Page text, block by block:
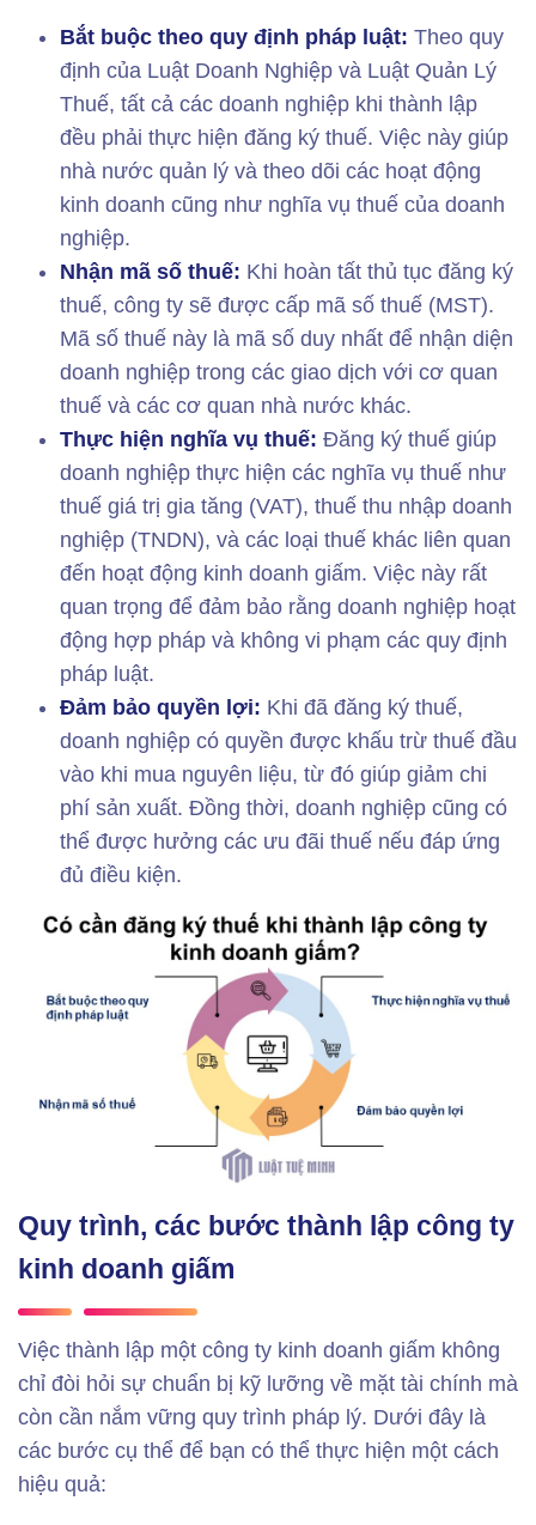
Bắt buộc theo quy định pháp luật: Theo quy
định của Luật Doanh Nghiệp và Luật Quản Lý
Thuế, tất cả các doanh nghiệp khi thành lập
đều phải thực hiện đăng ký thuế. Việc này giúp
nhà nước quản lý và theo dõi các hoạt động
kinh doanh cũng như nghĩa vụ thuế của doanh
nghiệp.
Nhận mã số thuế: Khi hoàn tất thủ tục đăng ký
thuế, công ty sẽ được cấp mã số thuế (MST).
Mã số thuế này là mã số duy nhất để nhận diện
doanh nghiệp trong các giao dịch với cơ quan
thuế và các cơ quan nhà nước khác.
Thực hiện nghĩa vụ thuế: Đăng ký thuế giúp
doanh nghiệp thực hiện các nghĩa vụ thuế như
thuế giá trị gia tăng (VAT), thuế thu nhập doanh
nghiệp (TNDN), và các loại thuế khác liên quan
đến hoạt động kinh doanh giấm. Việc này rất
quan trọng để đảm bảo rằng doanh nghiệp hoạt
động hợp pháp và không vi phạm các quy định
pháp luật.
Đảm bảo quyền lợi: Khi đã đăng ký thuế,
doanh nghiệp có quyền được khấu trừ thuế đầu
vào khi mua nguyên liệu, từ đó giúp giảm chi
phí sản xuất. Đồng thời, doanh nghiệp cũng có
thể được hưởng các ưu đãi thuế nếu đáp ứng
đủ điều kiện.
Quy trình, các bước thành lập công ty
kinh doanh giấm
Việc thành lập một công ty kinh doanh giấm không
chỉ đòi hỏi sự chuẩn bị kỹ lưỡng về mặt tài chính mà
còn cần nắm vững quy trình pháp lý. Dưới đây là
các bước cụ thể để bạn có thể thực hiện một cách
hiệu quả: